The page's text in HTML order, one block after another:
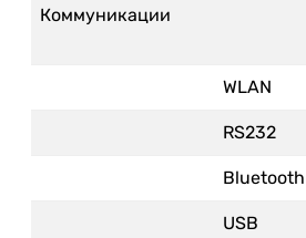
Коммуникации
WLAN
RS232
Bluetooth
USB